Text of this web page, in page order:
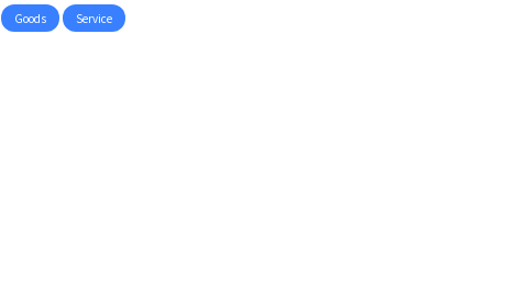
Goods Service